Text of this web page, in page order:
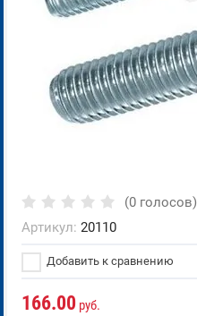
(0 голосов)
Артикул: 20110
Добавить к сравнению
166.00 руб.